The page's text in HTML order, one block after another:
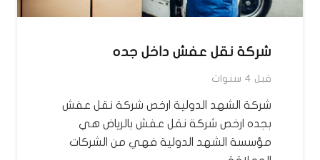
شركة نقل عفش داخل جده
قبل 4 سنوات
شركة الشهد الدولية ارخص شركة نقل عفش
بجده ارخص شركة نقل عفش بالرياض هي
مؤسسة الشهد الدولية فهي من الشركات